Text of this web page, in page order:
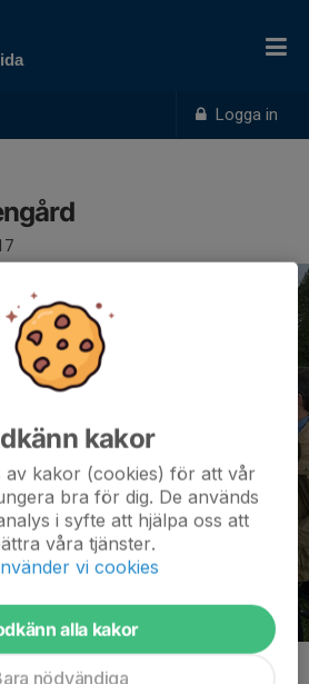
Logga in
kakor
av kakor (cookies) för att vår
bra för dig. De används
i syfte att hjälpa oss att
våra tjänster.
vi cookies
alla kakor
nödvändiga